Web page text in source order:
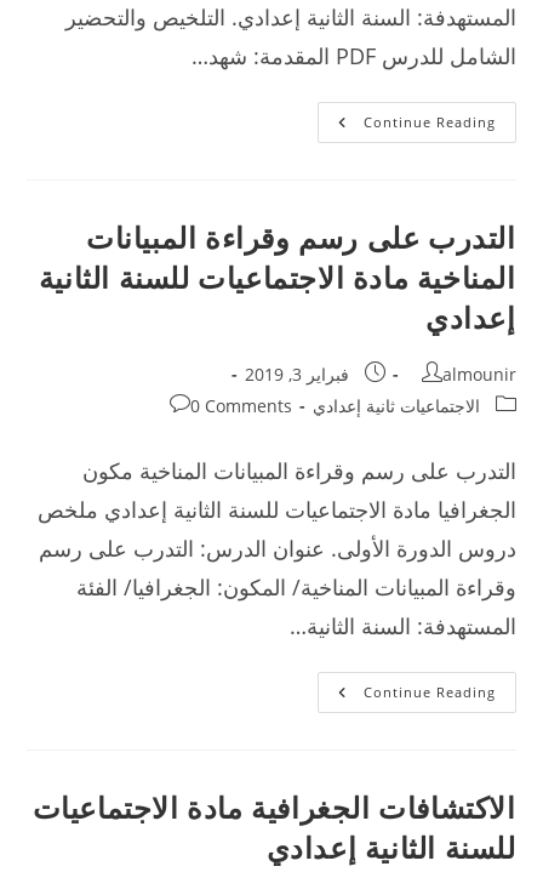
المستهدفة: السنة الثانية إعدادي. التلخيص والتحضير
الشامل للدرس PDF المقدمة: شهد…
Continue Readingسكان
المغرب
التدرب على رسم وقراءة المبيانات
المناخية مادة الاجتماعيات للسنة الثانية
إعدادي
Post
author:
almounir
Post
published:
فبراير 3, 2019
Post
الاجتماعيات ثانية إعدادي
Post
0 Comments
التدرب على رسم وقراءة المبيانات المناخية مكون
الجغرافيا مادة الاجتماعيات للسنة الثانية إعدادي ملخص
دروس الدورة الأولى. عنوان الدرس: التدرب على رسم
وقراءة المبيانات المناخية/ المكون: الجغرافيا/ الفئة
المستهدفة: السنة الثانية…
Continue Readingالتدرب
على
مادة
الاجتماعيات
للسنة
الثانية
إعدادي
الاكتشافات الجغرافية مادة الاجتماعيات
للسنة الثانية إعدادي